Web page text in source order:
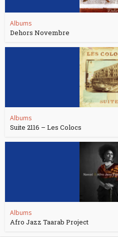
Albums
Dehors Novembre
Albums
Suite 2116 – Les Colocs
Albums
Afro Jazz Taarab Project